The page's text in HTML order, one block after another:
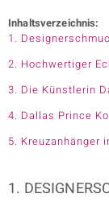
Inhaltsverzeichnis:
1.
2. Hochwertiger
3. Die Künstlerin
4. Dallas Prince
5. Kreuzanhänger
1.